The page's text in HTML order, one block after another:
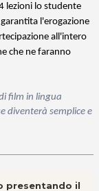
lezioni lo studente
l'erogazione
all'intero
che ne faranno
film in lingua
diventerà semplice e
presentando il